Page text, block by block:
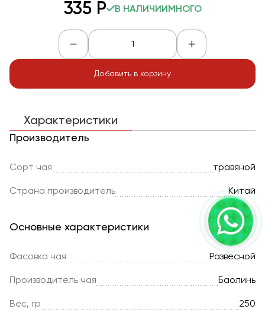
335Р В НАЛИЧИИ МНОГО
Добавить в корзину
Характеристики
Производитель
Сорт чая травяной
Страна производитель Китай
Основные характеристики
Фасовка чая Развесной
Производитель чая Баолинь
Вес, гр 250